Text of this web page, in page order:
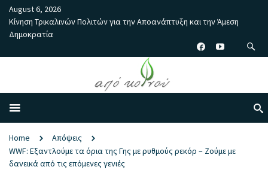
August 6, 2026
Κίνηση Τρικαλινών Πολιτών για την Αποανάπτυξη και την Άμεση
Δημοκρατία
Home
Απόψεις
WWF: Εξαντλούμε τα όρια της Γης με ρυθμούς ρεκόρ – Ζούμε με
δανεικά από τις επόμενες γενιές